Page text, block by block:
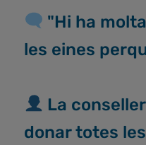
"Hi ha
les eines
La
donar totes